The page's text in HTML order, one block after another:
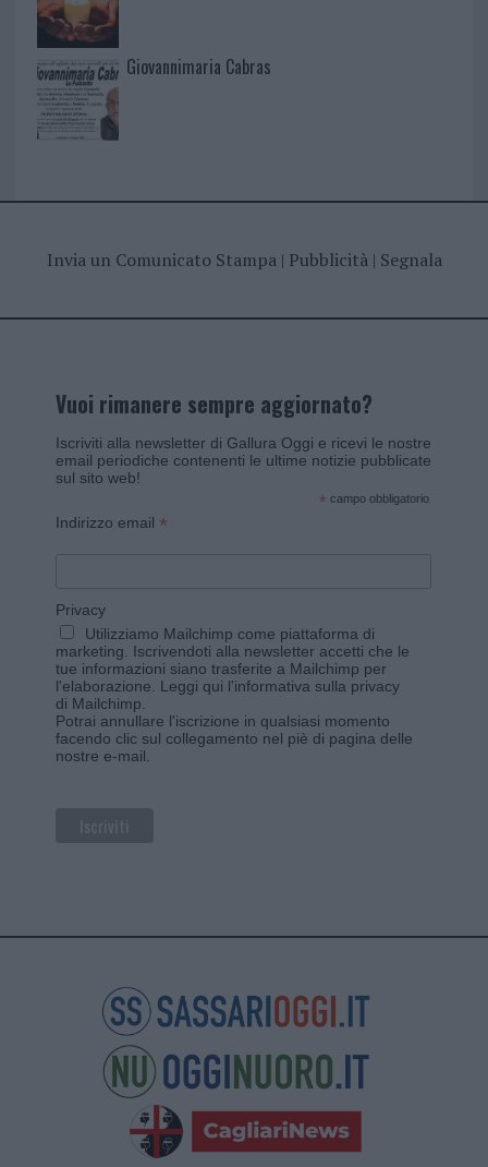
Giovannimaria Cabras
Invia un Comunicato Stampa| Pubblicità| Segnala
Vuoi rimanere sempre aggiornato?
Iscriviti alla newsletter di Gallura Oggi e ricevi le nostre
email periodiche contenenti le ultime notizie pubblicate
sul sito web!
* campo obbligatorio
Indirizzo email *
Privacy
Utilizziamo Mailchimp come piattaforma di
marketing. Iscrivendoti alla newsletter accetti che le
tue informazioni siano trasferite a Mailchimp per
l'elaborazione. Leggi qui l'informativa sulla privacy
di Mailchimp
Potrai annullare l'iscrizione in qualsiasi momento
facendo clic sul collegamento nel piè di pagina delle
nostre e-mail.